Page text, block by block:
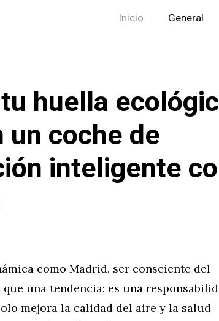
Inicio General
huella
coche de
inteligente
como Madrid, ser consciente del
una tendencia: es una
mejora la calidad del aire y la salud